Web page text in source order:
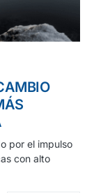
por el impulso
con alto